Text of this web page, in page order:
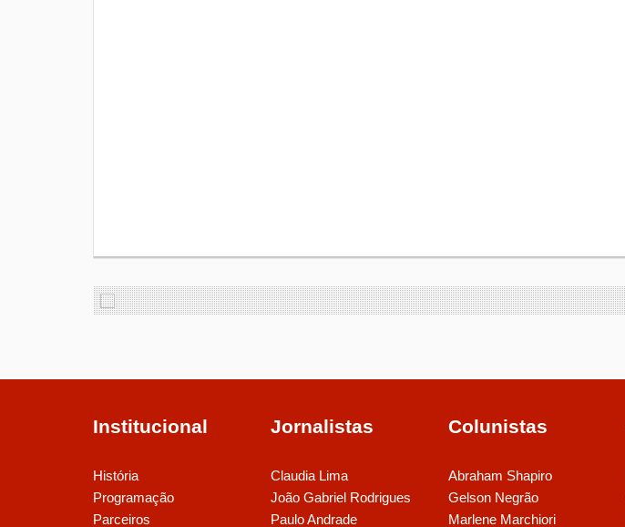
Institucional
História
Programação
Parceiros
Jornalistas
Claudia Lima
João Gabriel Rodrigues
Paulo Andrade
Colunistas
Abraham Shapiro
Gelson Negrão
Marlene Marchiori